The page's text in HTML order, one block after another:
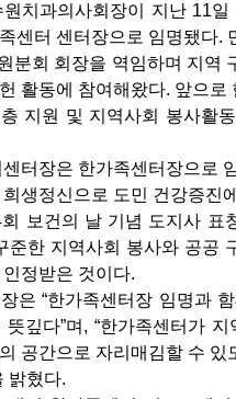
치과의사회장이 지난 11일
센터 센터장으로 임명됐다.
분회 회장을 역임하며 지역
활동에 참여해왔다. 앞으로
지원 및 지역사회 봉사활
터장은 한가족센터장으로
생정신으로 도민 건강증진
보건의 날 기념 도지사 표
준한 지역사회 봉사와 공공
정받은 것이다.
은 “한가족센터장 임명과
깊다”며, “한가족센터가
공간으로 자리매김할 수 있
밝혔다.